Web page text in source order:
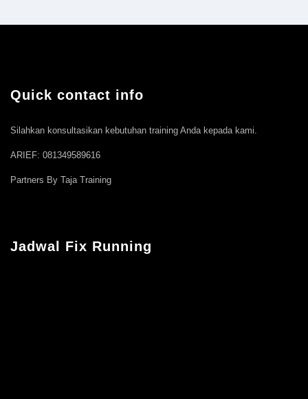
Quick contact info
Silahkan konsultasikan kebutuhan training Anda kepada kami.
ARIEF: 081349589616
Partners By Taja Training
Jadwal Fix Running